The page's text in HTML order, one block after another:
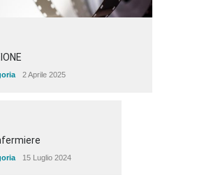
2 Aprile 2025
15 Luglio 2024